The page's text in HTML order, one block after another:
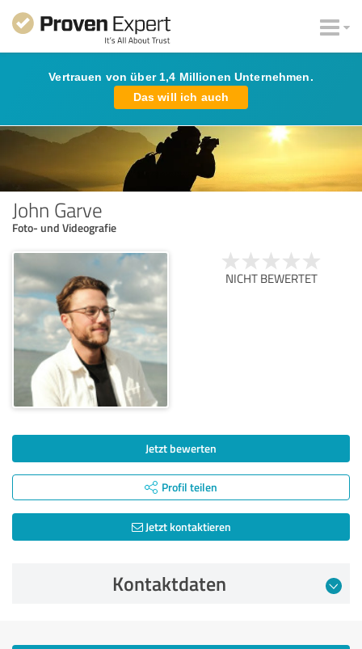
Vertrauen von über 1,4 Millionen Unternehmen.
Das will ich auch
John Garve
Foto- und Videografie
NICHT BEWERTET
Jetzt bewerten
Profil teilen
Jetzt kontaktieren
Kontaktdaten